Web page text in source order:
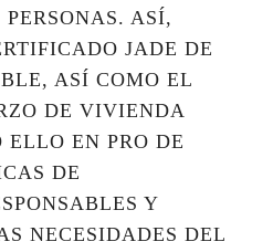
ASÍ,
JADE DE
ASÍ COMO EL
DE VIVIENDA
ELLO EN PRO DE
DE
Y
NECESIDADES DEL